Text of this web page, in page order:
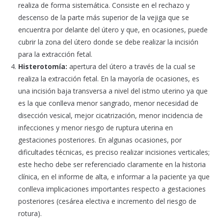
realiza de forma sistemática. Consiste en el rechazo y
descenso de la parte más superior de la vejiga que se
encuentra por delante del útero y que, en ocasiones, puede
cubrir la zona del útero donde se debe realizar la incisión
para la extracción fetal.
Histerotomía: apertura del útero a través de la cual se
realiza la extracción fetal. En la mayoría de ocasiones, es
una incisión baja transversa a nivel del istmo uterino ya que
es la que conlleva menor sangrado, menor necesidad de
disección vesical, mejor cicatrización, menor incidencia de
infecciones y menor riesgo de ruptura uterina en
gestaciones posteriores. En algunas ocasiones, por
dificultades técnicas, es preciso realizar incisiones verticales;
este hecho debe ser referenciado claramente en la historia
clínica, en el informe de alta, e informar a la paciente ya que
conlleva implicaciones importantes respecto a gestaciones
posteriores (cesárea electiva e incremento del riesgo de
rotura).